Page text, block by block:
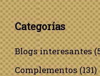
Categorías
Blogs interesantes
Complementos(131)